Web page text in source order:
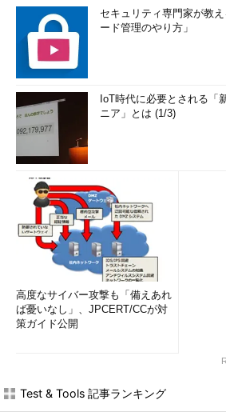
セキュリティ専門家が教
ード管理のやり方」
IoT時代に必要とされる「
ニア」とは (1/3)
高度なサイバー攻撃も「備えあれ
ば憂いなし」、JPCERT/CCが対
策ガイド公開
Test & Tools 記事ランキング